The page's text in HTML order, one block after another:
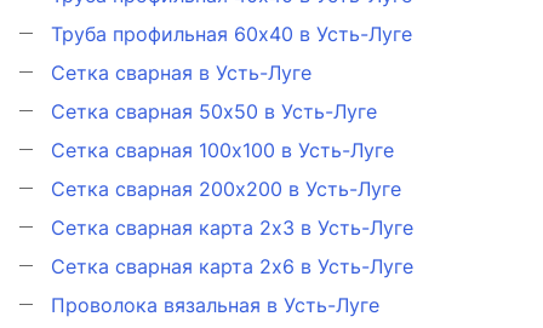
Труба профильная 60х40 в Усть-Луге
Сетка сварная в Усть-Луге
Сетка сварная 50х50 в Усть-Луге
Сетка сварная 100х100 в Усть-Луге
Сетка сварная 200х200 в Усть-Луге
Сетка сварная карта 2х3 в Усть-Луге
Сетка сварная карта 2х6 в Усть-Луге
Проволока вязальная в Усть-Луге